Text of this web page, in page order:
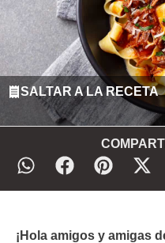
SALTAR A LA RECETA
¡Hola amigos y amigas